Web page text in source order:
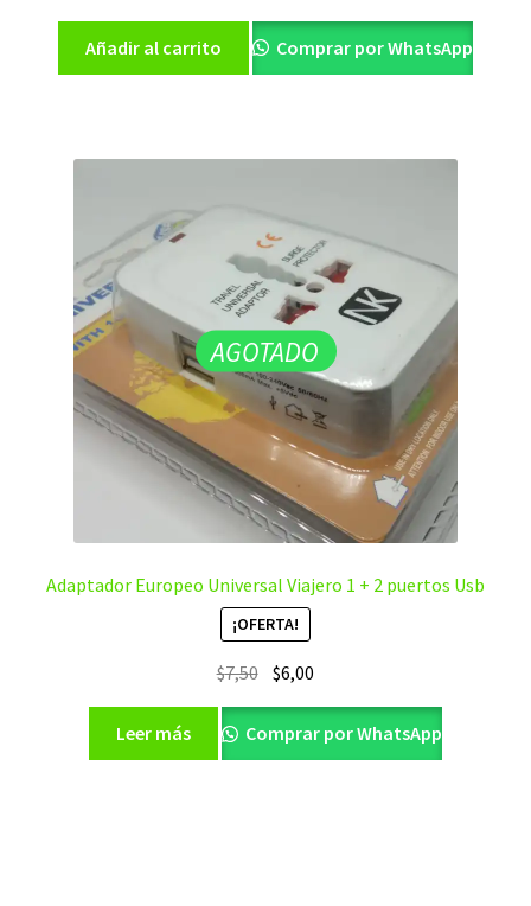
Añadir al carrito Comprar por WhatsApp
AGOTADO
Adaptador Europeo Universal Viajero 1 + 2 puertos Usb
¡OFERTA!
$7,50 El
precio
original
era:
$6,00
precio
actual
es:
Leer más Comprar por WhatsApp